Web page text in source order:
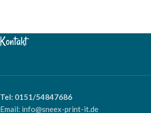
Kontakt
Tel: 0151/54847686
Email: info@sneex-print-it.de